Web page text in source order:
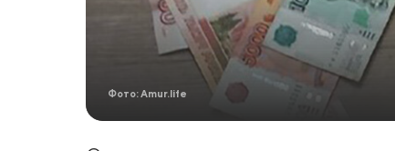
Фото: Amur.life